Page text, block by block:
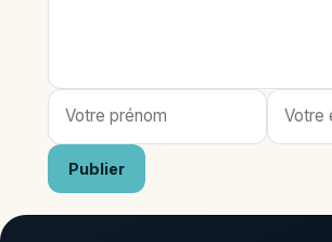
Publier